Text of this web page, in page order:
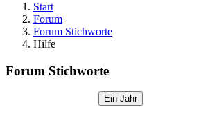
Start
Forum
Forum Stichworte
Hilfe
Forum Stichworte
Ein Jahr